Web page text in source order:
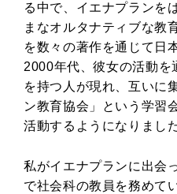
る中で、イエナプランを
まなオルタナティブな教
を数々の著作を通じて日
2000年代、彼女の活動を
を持つ人が現れ、互いに
ン教育協会」という学習
活動するようになりました
私がイエナプランに出会
で社会科の教員を務めて